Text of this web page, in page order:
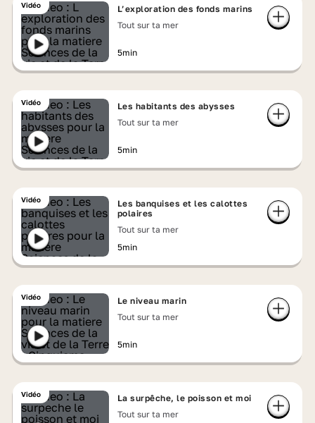
Vidéo
L’exploration des fonds marins
Tout sur ta mer
5min
Vidéo
Les habitants des abysses
Tout sur ta mer
5min
Vidéo
Les banquises et les calottes
polaires
Tout sur ta mer
5min
Vidéo
Le niveau marin
Tout sur ta mer
5min
Vidéo
La surpêche, le poisson et moi
Tout sur ta mer